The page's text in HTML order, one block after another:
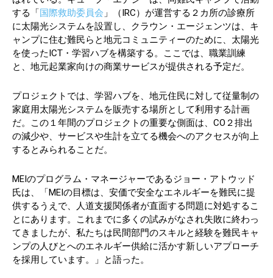
する「国際救助委員会 」（IRC）が運営する２カ所の診療所
に太陽光システムを設置し、クラウン・エージェンツは、キ
ャンプに住む難民らと地元コミュニティーのために、太陽光
を使ったICT・学習ハブを構築する。ここでは、職業訓練
と、地元起業家向けの商業サービスが提供される予定だ。
プロジェクトでは、学習ハブを、地元住民に対して従量制の
家庭用太陽光システムを販売する場所として利用する計画
だ。この１年間のプロジェクトの重要な側面は、CO２排出
の減少や、サービスや生計を立てる機会へのアクセスが向上
するとみられることだ。
MEIのプログラム・マネージャーであるジョー・アトウッド
氏は、「MEIの目標は、安価で安全なエネルギーを難民に提
供するうえで、人道支援関係者が直面する問題に対処するこ
とにあります。これまでに多くの試みがなされ失敗に終わっ
てきましたが、私たちは民間部門のスキルと経験を難民キャ
ンプの人びとへのエネルギー供給に活かす新しいアプローチ
を採用しています。」と語った。